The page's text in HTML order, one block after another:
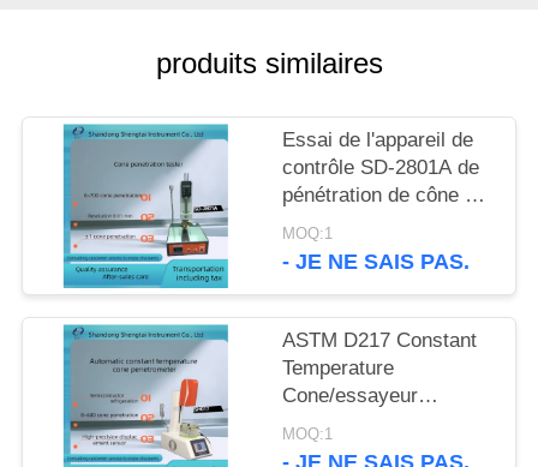
PRIVACY
POLICY
produits similaires
Essai de l'appareil de
contrôle SD-2801A de
pénétration de cône de
graisse lubrifiante
MOQ:1
- JE NE SAIS PAS.
ASTM D217 Constant
Temperature
Cone/essayeur
automatiques SH017
pénétration d'aiguille
MOQ:1